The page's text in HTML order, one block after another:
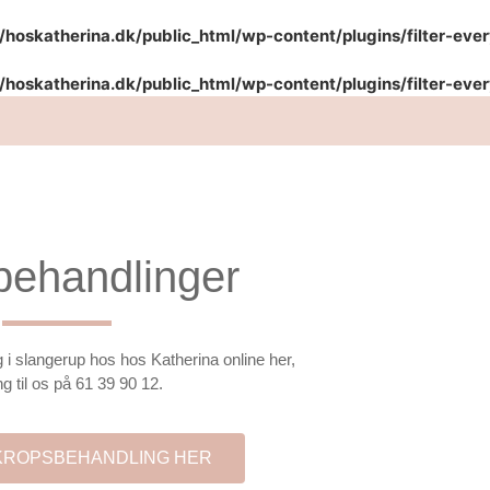
public_html/wp-content/plugins/filter-
public_html/wp-content/plugins/filter-
slangerup hos hos Katherina online her,
til os på 61 39 90 12.
HER